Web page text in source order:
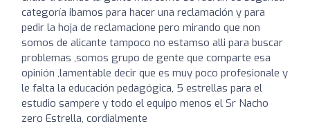
categoría ibamos para hacer una reclamación y para
pedir la hoja de reclamacione pero mirando que non
somos de alicante tampoco no estamso alli para buscar
problemas ,somos grupo de gente que comparte esa
opinión ,lamentable decir que es muy poco profesionale y
le falta la educación pedagógica, 5 estrellas para el
estudio sampere y todo el equipo menos el Sr Nacho
zero Estrella, cordialmente